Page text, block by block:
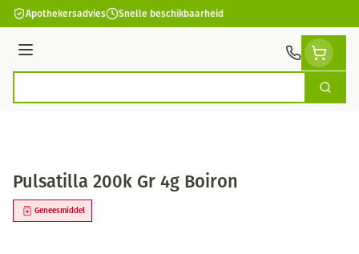
Ga naar de inhoud
Apothekersadvies Snelle beschikbaarheid
Menu
Zoek
Pulsatilla 200k Gr 4g Boiron
Geneesmiddel